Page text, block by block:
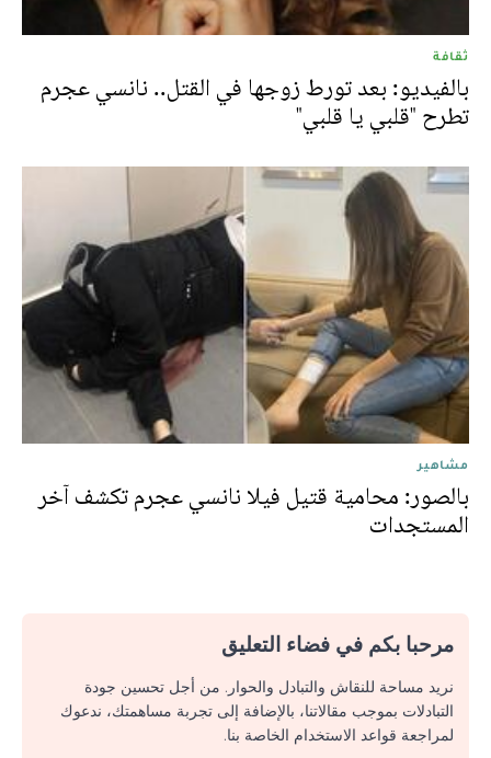
ثقافة
بالفيديو: بعد تورط زوجها في القتل.. نانسي عجرم
تطرح "قلبي يا قلبي"
مشاهير
بالصور: محامية قتيل فيلا نانسي عجرم تكشف آخر
المستجدات
مرحبا بكم في فضاء التعليق
نريد مساحة للنقاش والتبادل والحوار. من أجل تحسين جودة
التبادلات بموجب مقالاتنا، بالإضافة إلى تجربة مساهمتك، ندعوك
لمراجعة قواعد الاستخدام الخاصة بنا.